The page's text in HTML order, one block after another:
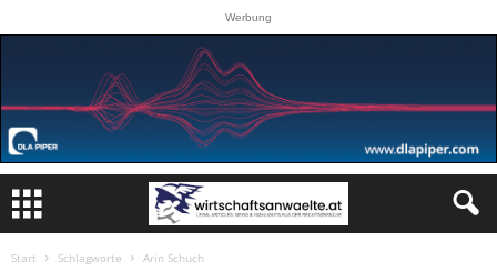
Werbung
Start Schlagworte Arin Schuch